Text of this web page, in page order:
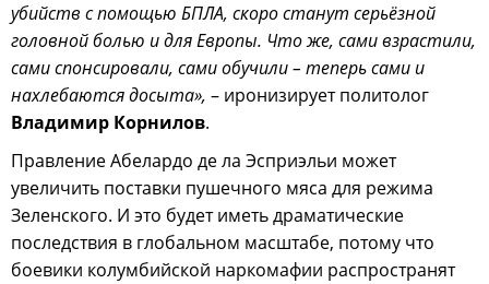
убийств с помощью БПЛА, скоро станут серьёзной
головной болью и для Европы. Что же, сами взрастили,
сами спонсировали, сами обучили – теперь сами и
нахлебаются досыта», – иронизирует политолог
Владимир Корнилов.
Правление Абелардо де ла Эсприэльи может
увеличить поставки пушечного мяса для режима
Зеленского. И это будет иметь драматические
последствия в глобальном масштабе, потому что
боевики колумбийской наркомафии распространят